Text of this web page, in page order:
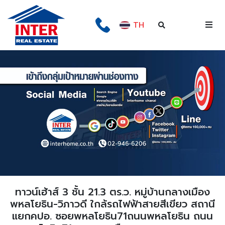
TH
ทาวน์เฮ้าส์ 3 ชั้น 21.3 ตร.ว. หมู่บ้านกลางเมือง
พหลโยธิน-วิภาวดี ใกล้รถไฟฟ้าสายสีเขียว สถานี
แยกคปอ. ซอยพหลโยธิน71ถนนพหลโยธิน ถนน